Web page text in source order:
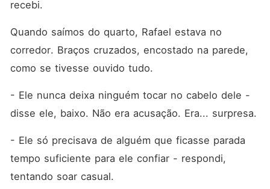
recebi.
Quando saímos do quarto, Rafael estava no
corredor. Braços cruzados, encostado na parede,
como se tivesse ouvido tudo.
- Ele nunca deixa ninguém tocar no cabelo dele -
disse ele, baixo. Não era acusação. Era... surpresa.
- Ele só precisava de alguém que ficasse parada
tempo suficiente para ele confiar - respondi,
tentando soar casual.